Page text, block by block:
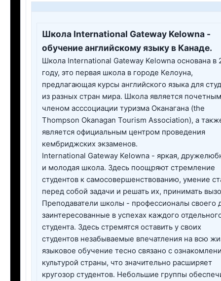
Школа International Gateway Kelowna -
обучение английскому языку в Канаде.
Школа International Gateway Kelowna основана в
году, это первая школа в городе Келоуна,
предлагающая курсы английского языка для
из разных стран мира. Школа является почетным
членом асссоциации туризма Оканагана (the
Thompson Okanagan Tourism Association), а
является официальным центром проведения
кембриджских экзаменов.
International Gateway Kelowna - яркая,
и молодая школа. Здесь поощряют стремление
студентов к самосовершенствованию, умение
перед собой задачи и решать их, принимать
Преподаватели школы - профессионалы своего
заинтересованные в успехах каждого
студента. Здесь стремятся оставить у своих
студентов незабываемые впечатления на всю
языковое обучение тесно связано с
культурой страны, что значительно расширяет
кругозор студентов. Небольшие группы